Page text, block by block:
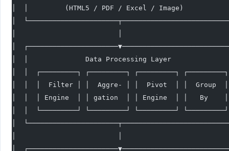
│  │         (HTML5 / PDF / Excel / Image)
│
│
│  │              Data Processing Layer
│  │  ┌─────────┐ ┌─────────┐ ┌─────────┐
│  │  │  Filter │ │  Aggre- │ │  Pivot  │ │
│  │  │ Engine  │ │ gation  │ │ Engine  │ │   By
│  │  └─────────┘ └─────────┘ └─────────┘
│
│